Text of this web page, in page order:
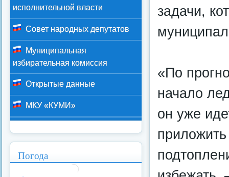
задачи,
«По
начало
он уже
исполнительной власти
Совет народных депутатов
Муниципальная
избирательная комиссия
Открытые данные
МКУ «КУМИ»
Погода